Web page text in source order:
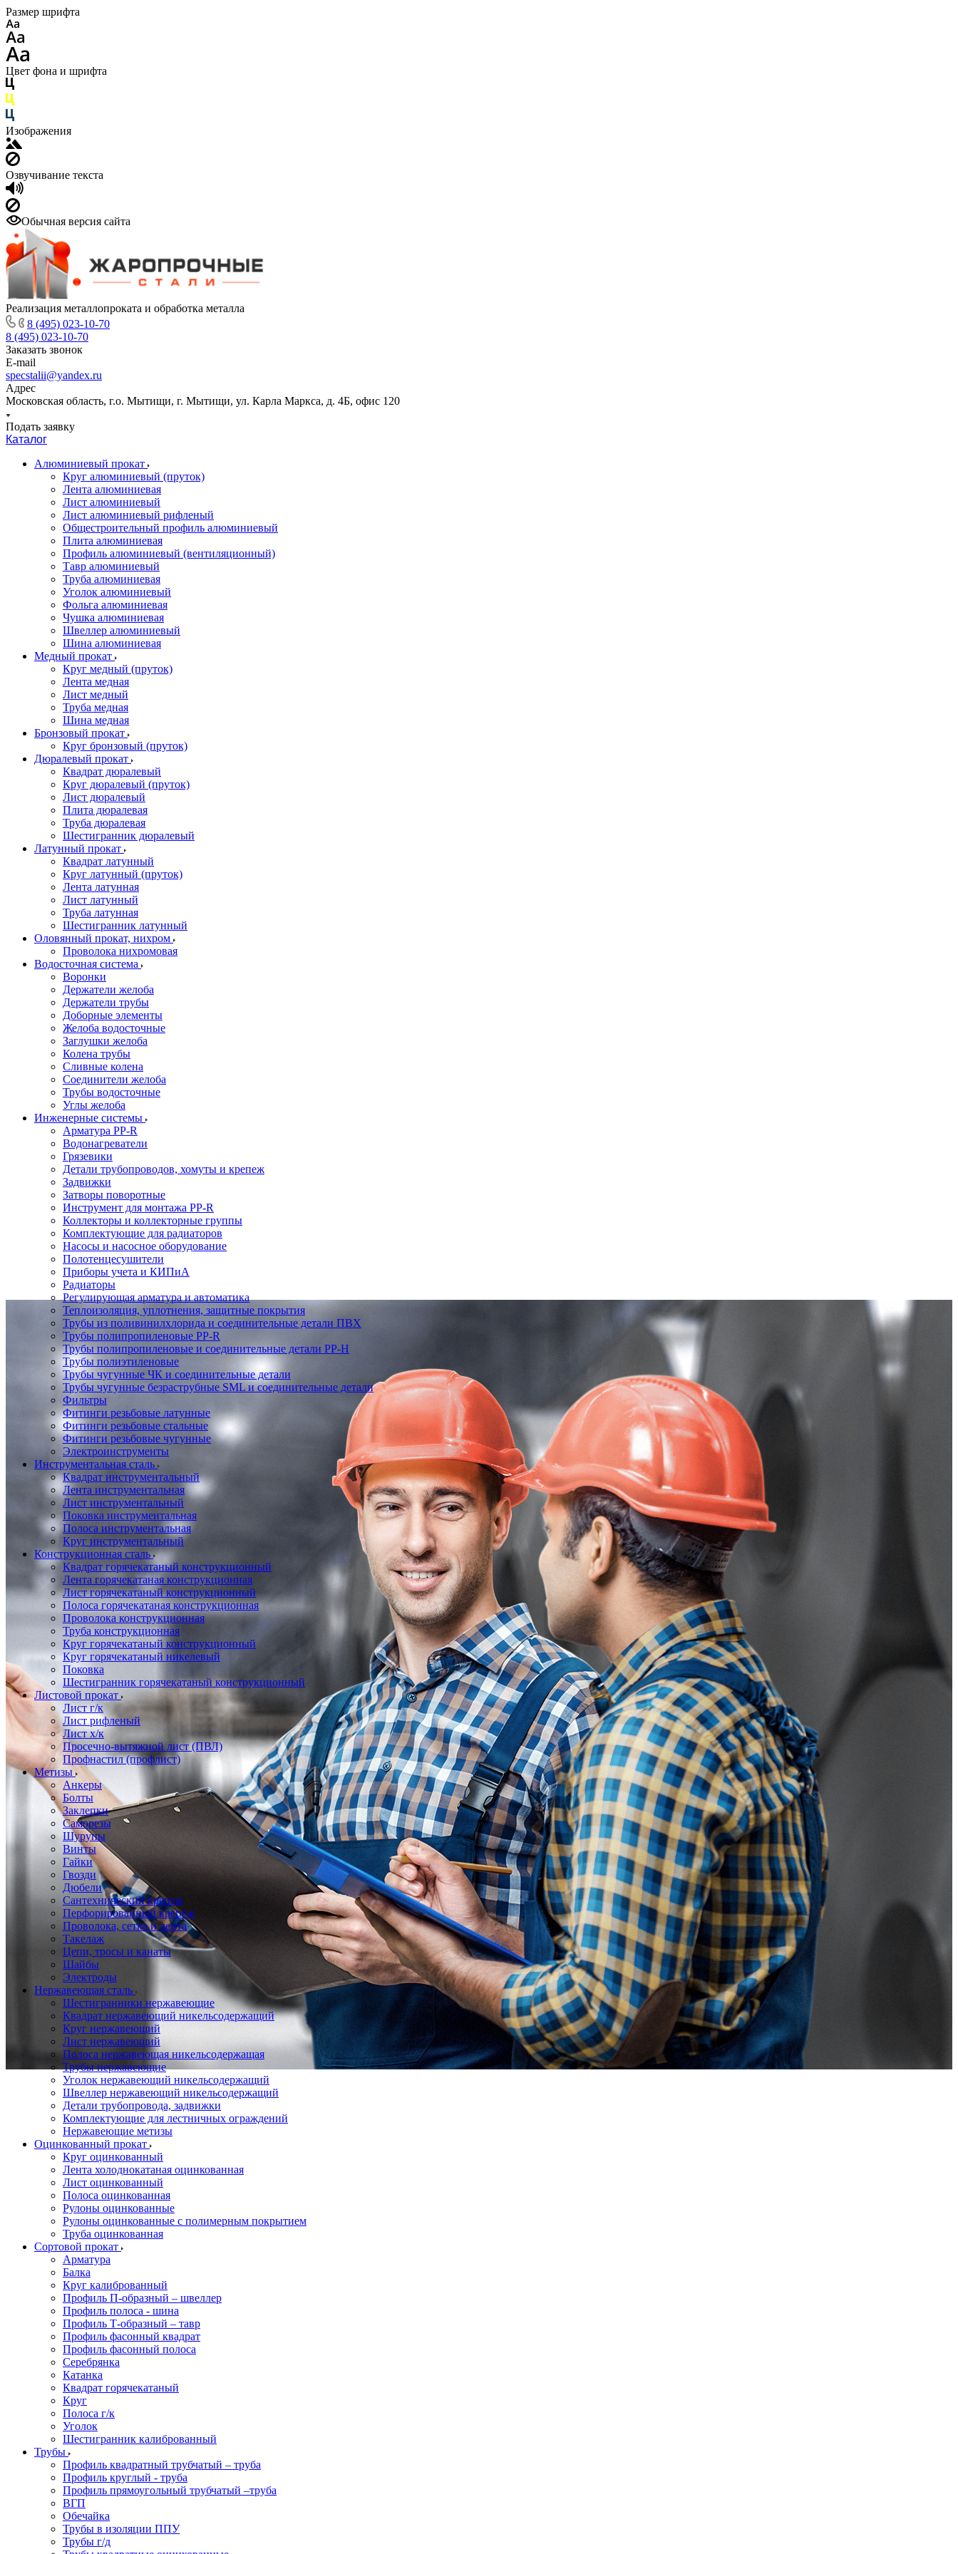
Размер шрифта
Цвет фона и шрифта
Изображения
Озвучивание текста
Обычная версия сайта
Реализация металлопроката и обработка металла
8 (495) 023-10-70
8 (495) 023-10-70
Заказать звонок
E-mail
specstalii@yandex.ru
Адрес
Московская область, г.о. Мытищи, г. Мытищи, ул. Карла Маркса, д. 4Б, офис 120
Подать заявку
Каталог
Алюминиевый прокат
Круг алюминиевый (пруток)
Лента алюминиевая
Лист алюминиевый
Лист алюминиевый рифленый
Общестроительный профиль алюминиевый
Плита алюминиевая
Профиль алюминиевый (вентиляционный)
Тавр алюминиевый
Труба алюминиевая
Уголок алюминиевый
Фольга алюминиевая
Чушка алюминиевая
Швеллер алюминиевый
Шина алюминиевая
Медный прокат
Круг медный (пруток)
Лента медная
Лист медный
Труба медная
Шина медная
Бронзовый прокат
Круг бронзовый (пруток)
Дюралевый прокат
Квадрат дюралевый
Круг дюралевый (пруток)
Лист дюралевый
Плита дюралевая
Труба дюралевая
Шестигранник дюралевый
Латунный прокат
Квадрат латунный
Круг латунный (пруток)
Лента латунная
Лист латунный
Труба латунная
Шестигранник латунный
Оловянный прокат, нихром
Проволока нихромовая
Водосточная система
Воронки
Держатели желоба
Держатели трубы
Доборные элементы
Желоба водосточные
Заглушки желоба
Колена трубы
Сливные колена
Соединители желоба
Трубы водосточные
Углы желоба
Инженерные системы
Арматура PP-R
Водонагреватели
Грязевики
Детали трубопроводов, хомуты и крепеж
Задвижки
Затворы поворотные
Инструмент для монтажа PP-R
Коллекторы и коллекторные группы
Комплектующие для радиаторов
Насосы и насосное оборудование
Полотенцесушители
Приборы учета и КИПиА
Радиаторы
Регулирующая арматура и автоматика
Теплоизоляция, уплотнения, защитные покрытия
Трубы из поливинилхлорида и соединительные детали ПВХ
Трубы полипропиленовые PP-R
Трубы полипропиленовые и соединительные детали PP-H
Трубы полиэтиленовые
Трубы чугунные ЧК и соединительные детали
Трубы чугунные безраструбные SML и соединительные детали
Фильтры
Фитинги резьбовые латунные
Фитинги резьбовые стальные
Фитинги резьбовые чугунные
Электроинструменты
Инструментальная сталь
Квадрат инструментальный
Лента инструментальная
Лист инструментальный
Поковка инструментальная
Полоса инструментальная
Круг инструментальный
Конструкционная сталь
Квадрат горячекатаный конструкционный
Лента горячекатаная конструкционная
Лист горячекатаный конструкционный
Полоса горячекатаная конструкционная
Проволока конструкционная
Труба конструкционная
Круг горячекатаный конструкционный
Круг горячекатаный никелевый
Поковка
Шестигранник горячекатаный конструкционный
Листовой прокат
Лист г/к
Лист рифленый
Лист х/к
Просечно-вытяжной лист (ПВЛ)
Профнастил (профлист)
Метизы
Анкеры
Болты
Заклепки
Саморезы
Шурупы
Винты
Гайки
Гвозди
Дюбели
Сантехнический крепеж
Перфорированный крепеж
Проволока, сетка и лента
Такелаж
Цепи, тросы и канаты
Шайбы
Электроды
Нержавеющая сталь
Шестигранники нержавеющие
Квадрат нержавеющий никельсодержащий
Круг нержавеющий
Лист нержавеющий
Полоса нержавеющая никельсодержащая
Трубы нержавеющие
Уголок нержавеющий никельсодержащий
Швеллер нержавеющий никельсодержащий
Детали трубопровода, задвижки
Комплектующие для лестничных ограждений
Нержавеющие метизы
Оцинкованный прокат
Круг оцинкованный
Лента холоднокатаная оцинкованная
Лист оцинкованный
Полоса оцинкованная
Рулоны оцинкованные
Рулоны оцинкованные с полимерным покрытием
Труба оцинкованная
Сортовой прокат
Арматура
Балка
Круг калиброванный
Профиль П-образный – швеллер
Профиль полоса - шина
Профиль Т-образный – тавр
Профиль фасонный квадрат
Профиль фасонный полоса
Серебрянка
Катанка
Квадрат горячекатаный
Круг
Полоса г/к
Уголок
Шестигранник калиброванный
Трубы
Профиль квадратный трубчатый – труба
Профиль круглый - труба
Профиль прямоугольный трубчатый –труба
ВГП
Обечайка
Трубы в изоляции ППУ
Трубы г/д